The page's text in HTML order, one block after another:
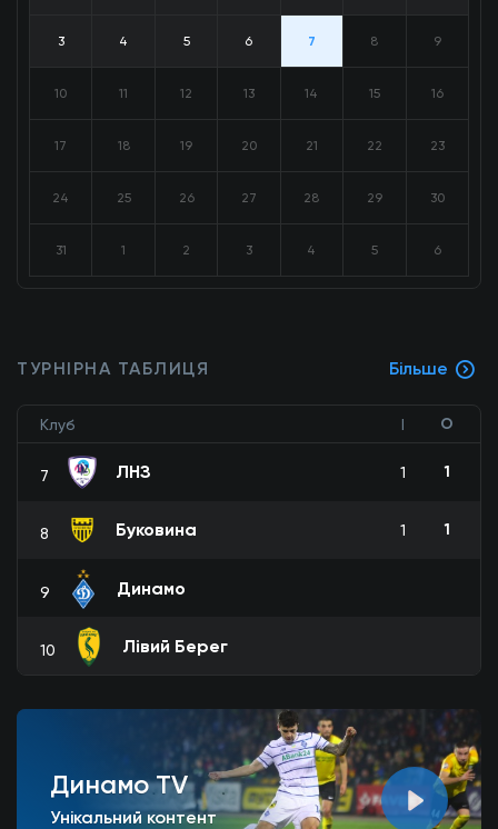
3 4 5 6 7 8 9
10 11 12 13 14 15 16
17 18 19 20 21 22 23
24 25 26 27 28 29 30
31 1 2 3 4 5 6
ТУРНІРНА ТАБЛИЦЯ Більше
Клуб І О
7 ЛНЗ 1 1
8 Буковина 1 1
9 Динамо
10 Лівий Берег
Динамо TV
Унікальний контент